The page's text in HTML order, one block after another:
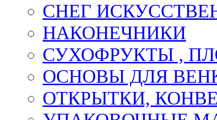
СНЕГ
НАКОНЕЧНИКИ
СУХОФРУКТЫ ,
ОСНОВЫ ДЛЯ
ОТКРЫТКИ,